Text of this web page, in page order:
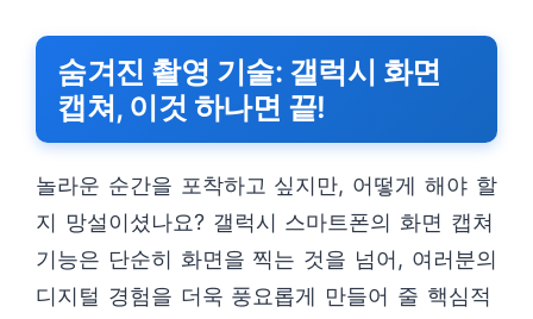
숨겨진 촬영 기술: 갤럭시 화면
캡쳐, 이것 하나면 끝!
놀라운 순간을 포착하고 싶지만, 어떻게 해야 할
지 망설이셨나요? 갤럭시 스마트폰의 화면 캡쳐
기능은 단순히 화면을 찍는 것을 넘어, 여러분의
디지털 경험을 더욱 풍요롭게 만들어 줄 핵심적